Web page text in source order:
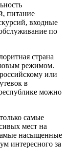
питание
входные
по
страна
режимом.
или
в
можно
самые
мест на
насыщенные
интересного за